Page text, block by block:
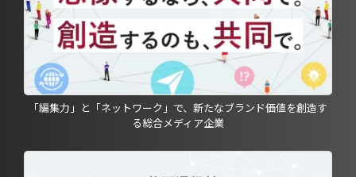
「編集力」と「ネットワーク」で、新たなブランド価値を創造す
る総合メディア企業